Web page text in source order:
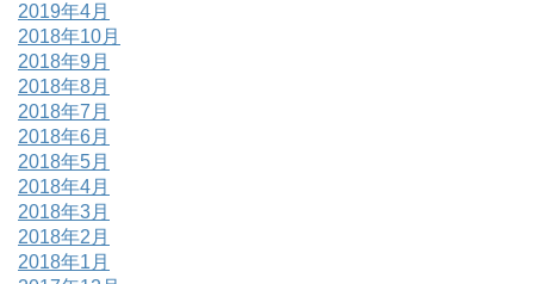
2019年4月
2018年10月
2018年9月
2018年8月
2018年7月
2018年6月
2018年5月
2018年4月
2018年3月
2018年2月
2018年1月